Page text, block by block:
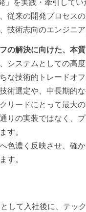
従来の開発プロセス
技術志向のエンジニ
の解決に向けた、本
システムとしての高
な技術的トレードオ
術選定や、中長期的
リードにとって最大の
りの実装ではなく、
す。
色濃く反映させ、確
す。
して入社後に、テッ